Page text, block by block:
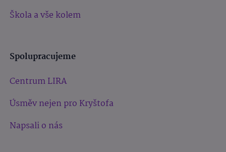
Škola a vše kolem
Spolupracujeme
Centrum LIRA
Úsměv nejen pro Kryštofa
Napsali o nás